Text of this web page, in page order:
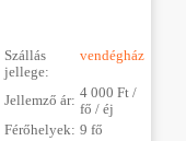
Szállás
jellege:
vendégház
Jellemző ár: 4 000 Ft /
fő / éj
Férőhelyek: 9 fő